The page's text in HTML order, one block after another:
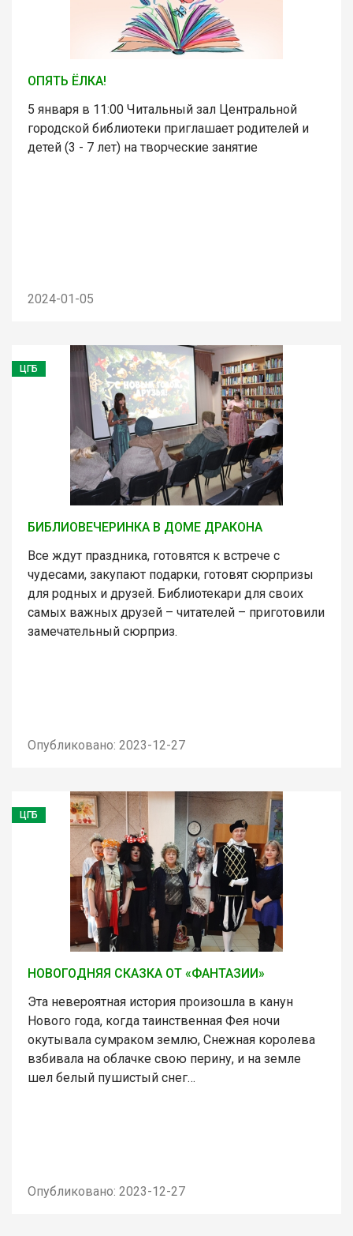
ОПЯТЬ ЁЛКА!
5 января в 11:00 Читальный зал Центральной
городской библиотеки приглашает родителей и
детей (3 - 7 лет) на творческие занятие
2024-01-05
ЦГБ
БИБЛИОВЕЧЕРИНКА В ДОМЕ ДРАКОНА
Все ждут праздника, готовятся к встрече с
чудесами, закупают подарки, готовят сюрпризы
для родных и друзей. Библиотекари для своих
самых важных друзей – читателей – приготовили
замечательный сюрприз.
Опубликовано: 2023-12-27
ЦГБ
НОВОГОДНЯЯ СКАЗКА ОТ «ФАНТАЗИИ»
Эта невероятная история произошла в канун
Нового года, когда таинственная Фея ночи
окутывала сумраком землю, Снежная королева
взбивала на облачке свою перину, и на земле
шел белый пушистый снег…
Опубликовано: 2023-12-27